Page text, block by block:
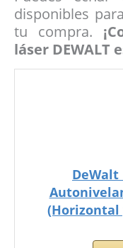
disponibles
tu compra.
láser DEWALT
DeWalt
(Horizontal